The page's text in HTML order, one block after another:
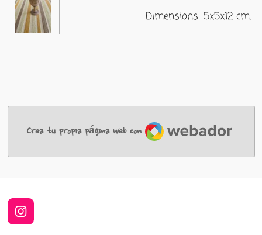
Dimensions: 5x5x12 cm.
Crea tu propia página web con
Webador
I
n